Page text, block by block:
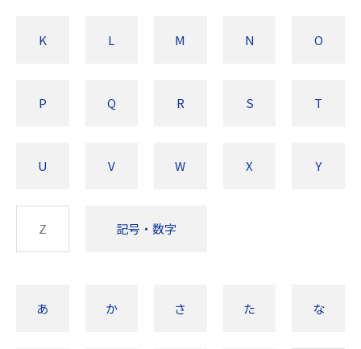
K L M N O
P Q R S T
U V W X Y
Z 記号・数字
あ か さ た な